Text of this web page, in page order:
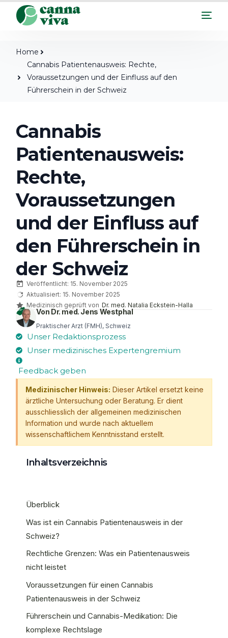
Home
Cannabis Patientenausweis: Rechte,
Voraussetzungen und der Einfluss auf den
Führerschein in der Schweiz
Cannabis
Patientenausweis:
Rechte,
Voraussetzungen
und der Einfluss auf
den Führerschein in
der Schweiz
Veröffentlicht: 15. November 2025
Aktualisiert: 15. November 2025
Medizinisch geprüft von Dr. med. Natalia Eckstein-Halla
Von Dr. med. Jens Westphal
Praktischer Arzt (FMH), Schweiz
Unser Redaktionsprozess
Unser medizinisches Expertengremium
Feedback geben
Medizinischer Hinweis: Dieser Artikel ersetzt keine
ärztliche Untersuchung oder Beratung. Er dient
ausschliesslich der allgemeinen medizinischen
Information und wurde nach aktuellem
wissenschaftlichem Kenntnisstand erstellt.
Inhaltsverzeichnis
Überblick
Was ist ein Cannabis Patientenausweis in der
Schweiz?
Rechtliche Grenzen: Was ein Patientenausweis
nicht leistet
Voraussetzungen für einen Cannabis
Patientenausweis in der Schweiz
Führerschein und Cannabis-Medikation: Die
komplexe Rechtslage